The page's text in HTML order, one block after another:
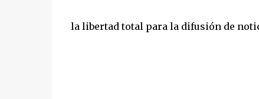
la libertad total para la difusión de